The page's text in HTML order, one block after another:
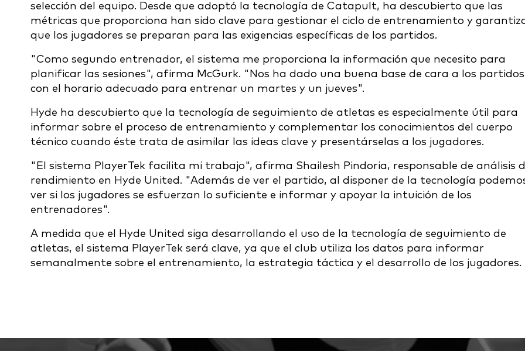
selección del equipo. Desde que adoptó la tecnología de Catapult, ha descubierto que las
métricas que proporciona han sido clave para gestionar el ciclo de entrenamiento y
que los jugadores se preparan para las exigencias específicas de los partidos.
"Como segundo entrenador, el sistema me proporciona la información que necesito para
planificar las sesiones", afirma McGurk. "Nos ha dado una buena base de cara a los
con el horario adecuado para entrenar un martes y un jueves".
Hyde ha descubierto que la tecnología de seguimiento de atletas es especialmente útil para
informar sobre el proceso de entrenamiento y complementar los conocimientos del cuerpo
técnico cuando éste trata de asimilar las ideas clave y presentárselas a los jugadores.
"El sistema PlayerTek facilita mi trabajo", afirma Shailesh Pindoria, responsable de análisis
rendimiento en Hyde United. "Además de ver el partido, al disponer de la tecnología
ver si los jugadores se esfuerzan lo suficiente e informar y apoyar la intuición de los
entrenadores".
A medida que el Hyde United siga desarrollando el uso de la tecnología de seguimiento de
atletas, el sistema PlayerTek será clave, ya que el club utiliza los datos para informar
semanalmente sobre el entrenamiento, la estrategia táctica y el desarrollo de los jugadores.